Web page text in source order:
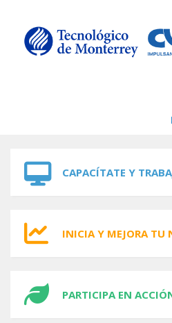
CAPACÍTATE Y
INICIA Y MEJORA TU
PARTICIPA EN